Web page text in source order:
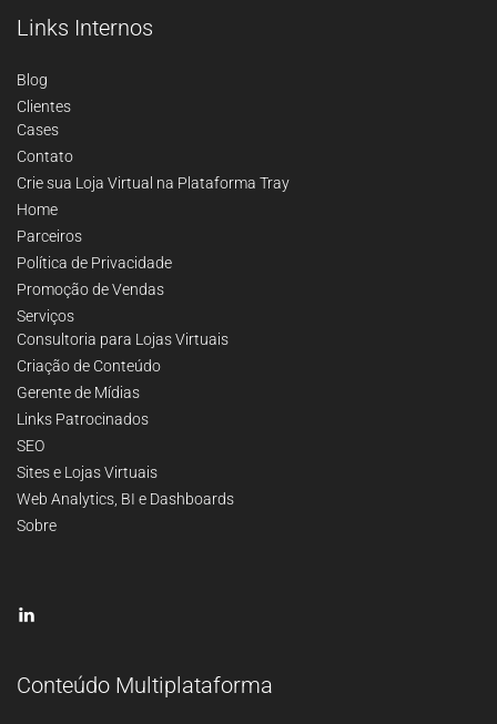
Links Internos
Blog
Clientes
Cases
Contato
Crie sua Loja Virtual na Plataforma Tray
Home
Parceiros
Política de Privacidade
Promoção de Vendas
Serviços
Consultoria para Lojas Virtuais
Criação de Conteúdo
Gerente de Mídias
Links Patrocinados
SEO
Sites e Lojas Virtuais
Web Analytics, BI e Dashboards
Sobre
Conteúdo Multiplataforma